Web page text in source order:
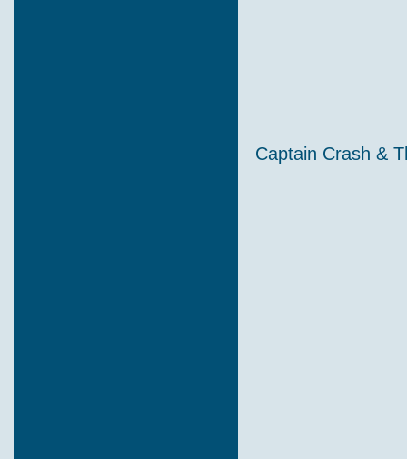
Captain Crash &